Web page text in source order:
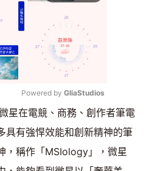
Mute
Powered by GliaStudios
星在電競、商務、創作者筆電
具有強悍效能和創新精神的筆
，稱作「MSIology」，微星